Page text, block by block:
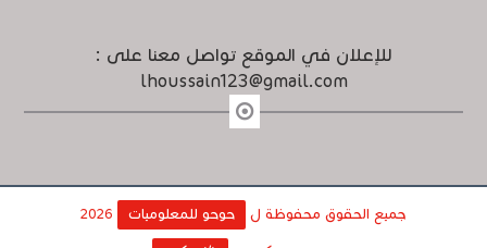
للإعلان في الموقع تواصل معنا على :
lhoussain123@gmail.com
جميع الحقوق محفوظة ل حوحو للمعلوميات